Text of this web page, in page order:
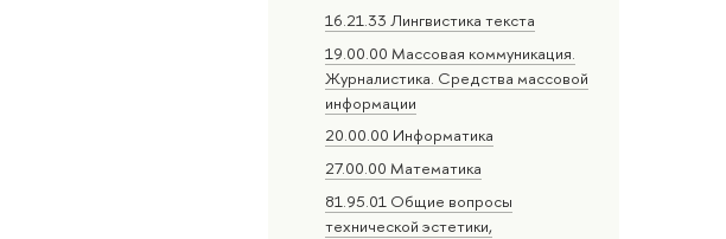
16.21.33 Лингвистика текста
19.00.00 Массовая коммуникация.
Журналистика. Средства массовой
информации
20.00.00 Информатика
27.00.00 Математика
81.95.01 Общие вопросы
технической эстетики,